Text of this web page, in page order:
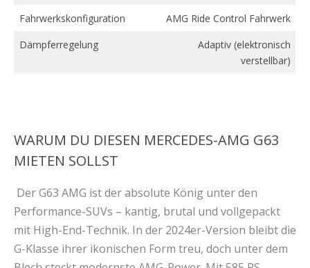
Fahrwerkskonfiguration
AMG Ride Control Fahrwerk
Dämpferregelung
Adaptiv (elektronisch
verstellbar)
WARUM DU DIESEN MERCEDES-AMG G63
MIETEN SOLLST
Der G63 AMG ist der absolute König unter den
Performance-SUVs – kantig, brutal und vollgepackt
mit High-End-Technik. In der 2024er-Version bleibt die
G-Klasse ihrer ikonischen Form treu, doch unter dem